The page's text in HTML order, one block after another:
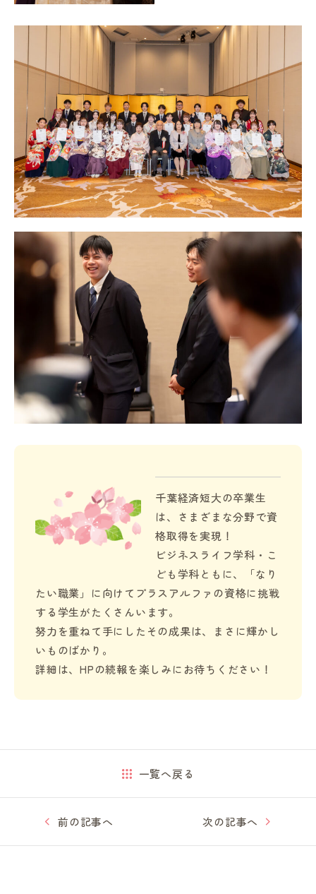
千葉経済短大の卒業生
は、さまざまな分野で資
格取得を実現！
ビジネスライフ学科・こ
ども学科ともに、「なり
たい職業」に向けてプラスアルファの資格に挑戦
する学生がたくさんいます。
努力を重ねて手にしたその成果は、まさに輝かし
いものばかり。
詳細は、HPの続報を楽しみにお待ちください！
前の記事へ
一覧へ戻る
次の記事へ